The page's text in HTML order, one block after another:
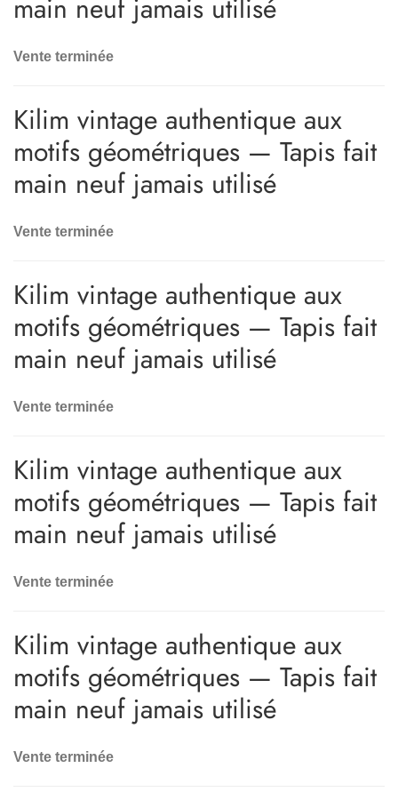
main neuf jamais utilisé
Vente terminée
Kilim vintage authentique aux
motifs géométriques — Tapis fait
main neuf jamais utilisé
Vente terminée
Kilim vintage authentique aux
motifs géométriques — Tapis fait
main neuf jamais utilisé
Vente terminée
Kilim vintage authentique aux
motifs géométriques — Tapis fait
main neuf jamais utilisé
Vente terminée
Kilim vintage authentique aux
motifs géométriques — Tapis fait
main neuf jamais utilisé
Vente terminée